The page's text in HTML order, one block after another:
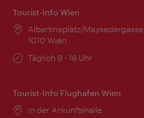
Tourist-Info Wien
Ort:
Albertinaplatz/Maysedergasse
1010 Wien
Öffnungszeiten:
Täglich 9 - 18 Uhr
Tourist-Info Flughafen Wien
Ort:
in der Ankunftshalle